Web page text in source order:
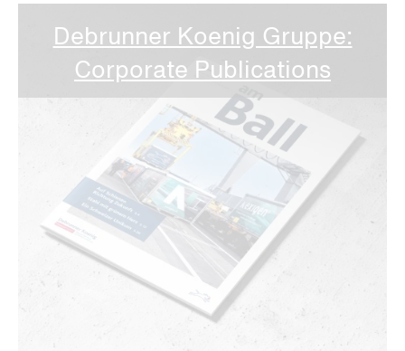
Debrunner Koenig Gruppe:
Corporate Publications